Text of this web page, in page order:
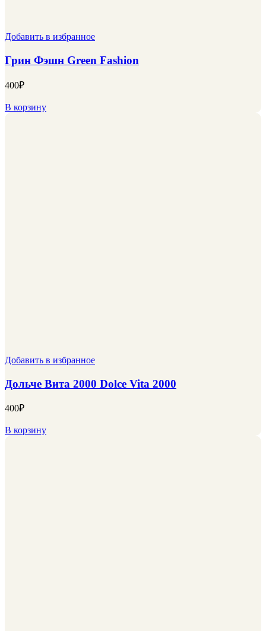
Добавить в избранное
Грин Фэшн Green Fashion
400₽
В корзину
Добавить в избранное
Дольче Вита 2000 Dolce Vita 2000
400₽
В корзину